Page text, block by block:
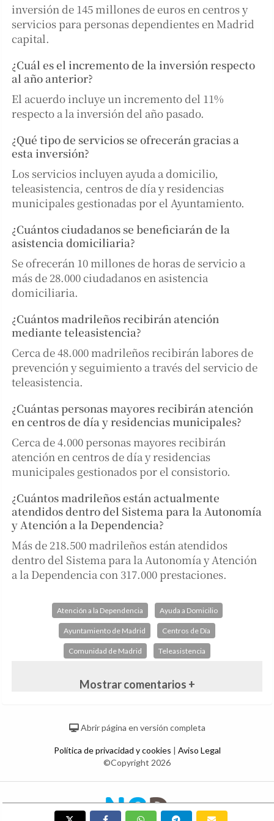
inversión de 145 millones de euros en centros y
servicios para personas dependientes en Madrid
capital.
¿Cuál es el incremento de la inversión respecto
al año anterior?
El acuerdo incluye un incremento del 11%
respecto a la inversión del año pasado.
¿Qué tipo de servicios se ofrecerán gracias a
esta inversión?
Los servicios incluyen ayuda a domicilio,
teleasistencia, centros de día y residencias
municipales gestionadas por el Ayuntamiento.
¿Cuántos ciudadanos se beneficiarán de la
asistencia domiciliaria?
Se ofrecerán 10 millones de horas de servicio a
más de 28.000 ciudadanos en asistencia
domiciliaria.
¿Cuántos madrileños recibirán atención
mediante teleasistencia?
Cerca de 48.000 madrileños recibirán labores de
prevención y seguimiento a través del servicio de
teleasistencia.
¿Cuántas personas mayores recibirán atención
en centros de día y residencias municipales?
Cerca de 4.000 personas mayores recibirán
atención en centros de día y residencias
municipales gestionados por el consistorio.
¿Cuántos madrileños están actualmente
atendidos dentro del Sistema para la Autonomía
y Atención a la Dependencia?
Más de 218.500 madrileños están atendidos
dentro del Sistema para la Autonomía y Atención
a la Dependencia con 317.000 prestaciones.
Atención a la Dependencia Ayuda a Domicilio
Ayuntamiento de Madrid Centros de Día
Comunidad de Madrid Teleasistencia
Mostrar comentarios +
Abrir página en versión completa
Política de privacidad y cookies | Aviso Legal
©Copyright 2026